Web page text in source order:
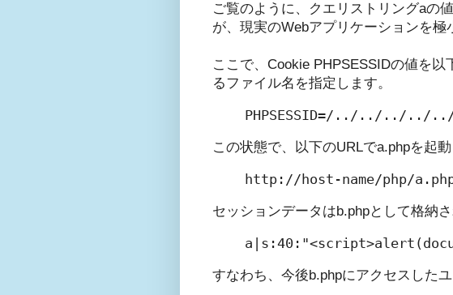
ご覧のように、クエリストリングaの
が、現実のWebアプリケーションを極
ここで、Cookie PHPSESSIDの値を
るファイル名を指定します。
PHPSESSID=/../../../../../
この状態で、以下のURLでa.phpを起動
http://host-name/php/
セッションデータはb.phpとして格納
すなわち、今後b.phpにアクセスした